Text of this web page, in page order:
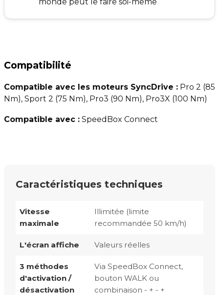
Compatibilité
Compatible avec les moteurs SyncDrive : Pro 2 (85
Nm), Sport 2 (75 Nm), Pro3 (90 Nm), Pro3X (100 Nm)
Compatible avec : SpeedBox Connect
Caractéristiques techniques
Vitesse
maximale
Illimitée (limite
recommandée 50 km/h)
L'écran affiche Valeurs réelles
3 méthodes
d'activation /
désactivation
Via SpeedBox Connect,
bouton WALK ou
combinaison - + - +